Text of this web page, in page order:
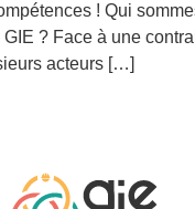
! Qui
? Face à une
acteurs […]